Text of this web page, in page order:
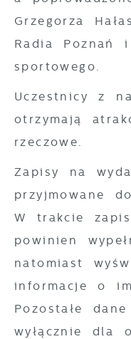
Grzegorza
Radia Poznań
sportowego.
Uczestnicy z
otrzymają
rzeczowe.
Zapisy na
przyjmowane
W trakcie
powinien
natomiast
informacje o
Pozostałe
wyłącznie dla
gwarantuje
funkcjonalności.
witryny
partnerami oraz
Firmy te
pośredników